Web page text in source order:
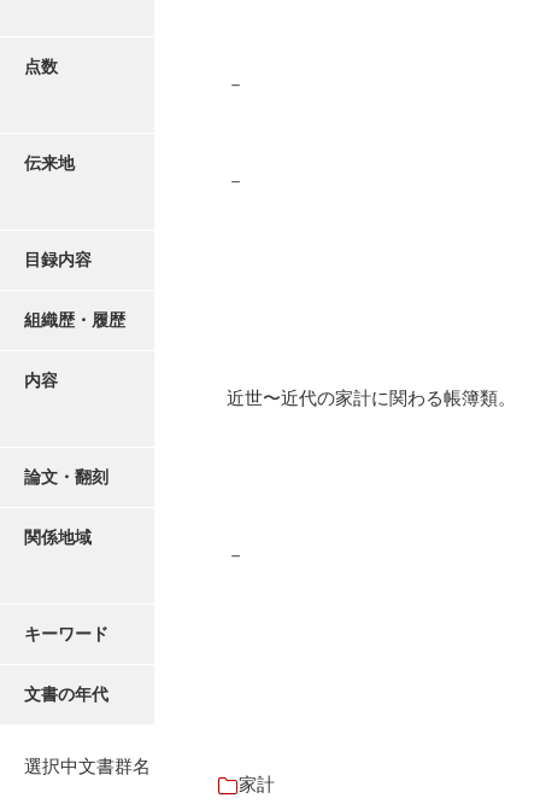
石井丈若撮影写真
点数
－
伝来地
－
目録内容
組織歴・履歴
内容
近世〜近代の家計に関わる帳簿類。
論文・翻刻
関係地域
－
キーワード
文書の年代
選択中文書群名
家計